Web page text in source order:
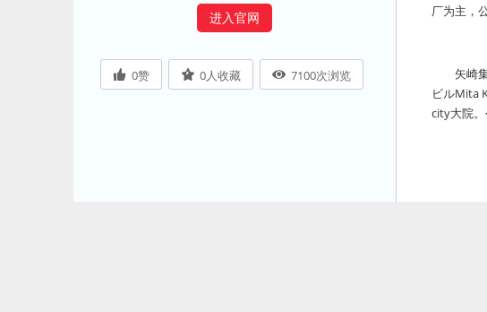
进入官网
0赞 0人收藏 7100次浏览
厂为主，
矢崎
ビルMita
city大院。